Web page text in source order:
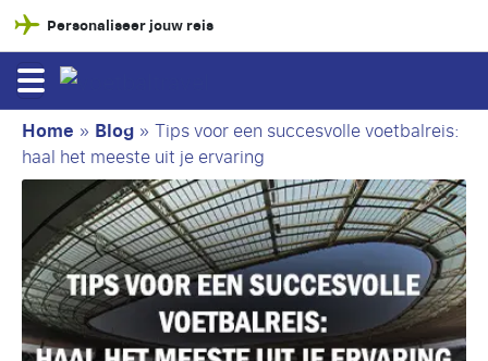
Personaliseer jouw reis
Home » Blog » Tips voor een succesvolle voetbalreis:
haal het meeste uit je ervaring